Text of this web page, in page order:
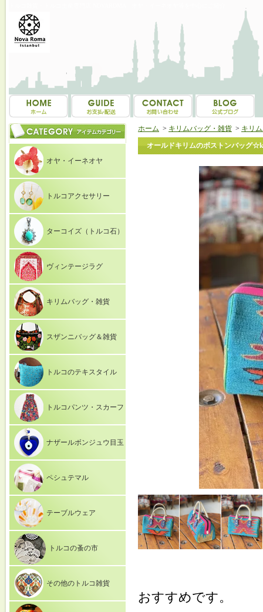
オヤ・イーネオヤ
トルコアクセサリー
ターコイズ（トルコ石）
ヴィンテージラグ
キリムバッグ・雑貨
スザンニバッグ＆雑貨
トルコのテキスタイル
トルコパンツ・スカーフ
ナザールボンジュウ目玉
ペシュテマル
テーブルウェア
トルコの蚤の市
その他のトルコ雑貨
ホーム > キリムバッグ・雑貨 > キリ
オールドキリムのボストンバッグ
おすすめです。